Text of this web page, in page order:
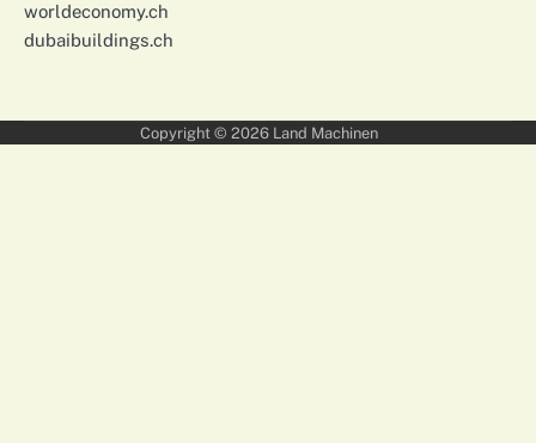
worldeconomy.ch
dubaibuildings.ch
Copyright © 2026 Land Machinen